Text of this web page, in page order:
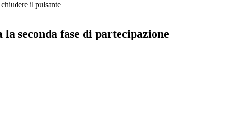
il pulsante
seconda fase di partecipazione